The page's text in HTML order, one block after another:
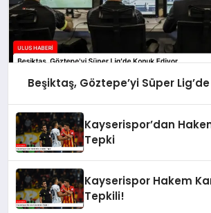
Beşiktaş, Göztepe’yi Süper
Kayserispor’dan
Tepki
Kayserispor Hakem
Tepkili!